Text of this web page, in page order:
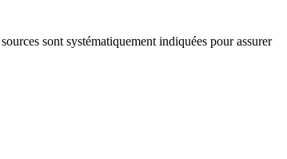
sont systématiquement indiquées pour assurer